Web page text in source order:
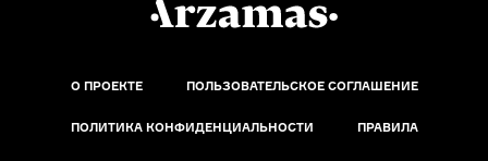
О ПРОЕКТЕ ПОЛЬЗОВАТЕЛЬСКОЕ СОГЛАШЕНИЕ
ПОЛИТИКА КОНФИДЕНЦИАЛЬНОСТИ ПРАВИЛА